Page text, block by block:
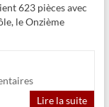
623 pièces avec
le Onzième
Lire la suite